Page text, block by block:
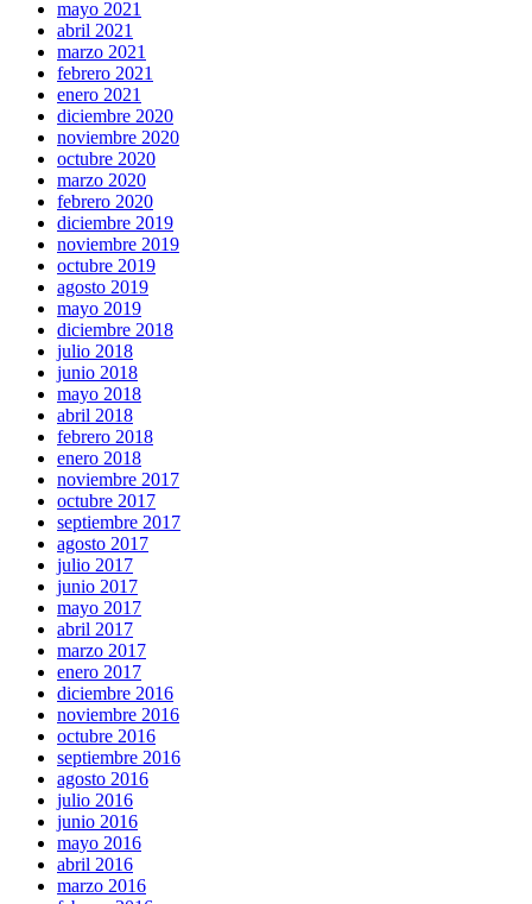
mayo 2021
abril 2021
marzo 2021
febrero 2021
enero 2021
diciembre 2020
noviembre 2020
octubre 2020
marzo 2020
febrero 2020
diciembre 2019
noviembre 2019
octubre 2019
agosto 2019
mayo 2019
diciembre 2018
julio 2018
junio 2018
mayo 2018
abril 2018
febrero 2018
enero 2018
noviembre 2017
octubre 2017
septiembre 2017
agosto 2017
julio 2017
junio 2017
mayo 2017
abril 2017
marzo 2017
enero 2017
diciembre 2016
noviembre 2016
octubre 2016
septiembre 2016
agosto 2016
julio 2016
junio 2016
mayo 2016
abril 2016
marzo 2016